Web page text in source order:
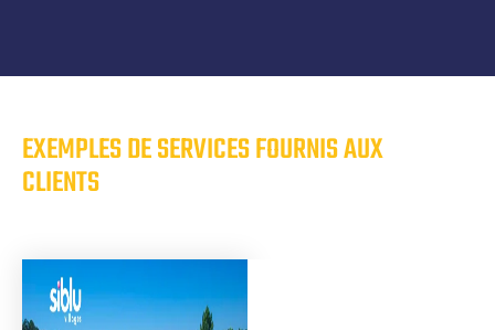
EXEMPLES DE SERVICES FOURNIS AUX
CLIENTS